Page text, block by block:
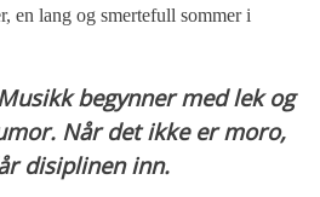
en lang og smertefull sommer i
begynner med lek og
Når det ikke er moro,
disiplinen inn.